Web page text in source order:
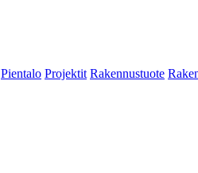
Pientalo Projektit Rakennustuote